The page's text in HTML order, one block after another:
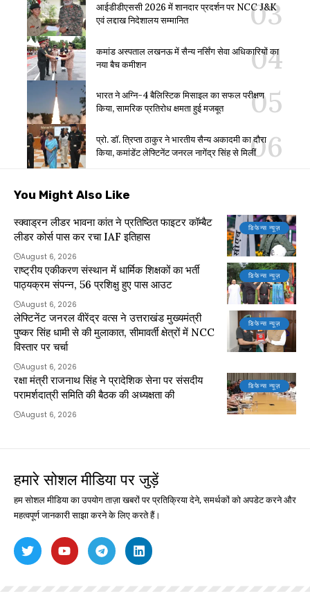
आईडीडीएससी 2026 में शानदार प्रदर्शन पर NCC J&K
एवं लद्दाख निदेशालय सम्मानित
कमांड अस्पताल लखनऊ में सैन्य नर्सिंग सेवा अधिकारियों का
नया बैच कमीशन
भारत ने अग्नि-4 बैलिस्टिक मिसाइल का सफल परीक्षण
किया, सामरिक प्रतिरोध क्षमता हुई मजबूत
प्रो. डॉ. त्रिप्ता ठाकुर ने भारतीय सैन्य अकादमी का दौरा
किया, कमांडेंट लेफ्टिनेंट जनरल नागेंद्र सिंह से मिलीं
You Might Also Like
डिफेन्स न्यूज़
स्क्वाड्रन लीडर भावना कांत ने प्रतिष्ठित फाइटर कॉम्बैट
लीडर कोर्स पास कर रचा IAF इतिहास
August 6, 2026
डिफेन्स न्यूज़
राष्ट्रीय एकीकरण संस्थान में धार्मिक शिक्षकों का भर्ती
पाठ्यक्रम संपन्न, 56 प्रशिक्षु हुए पास आउट
August 6, 2026
डिफेन्स न्यूज़
लेफ्टिनेंट जनरल वीरेंद्र वत्स ने उत्तराखंड मुख्यमंत्री
पुष्कर सिंह धामी से की मुलाकात, सीमावर्ती क्षेत्रों में NCC
विस्तार पर चर्चा
August 6, 2026
डिफेन्स न्यूज़
रक्षा मंत्री राजनाथ सिंह ने प्रादेशिक सेना पर संसदीय
परामर्शदात्री समिति की बैठक की अध्यक्षता की
August 6, 2026
हमारे सोशल मीडिया पर जुड़ें
हम सोशल मीडिया का उपयोग ताज़ा खबरों पर प्रतिक्रिया देने, समर्थकों को अपडेट करने और
महत्वपूर्ण जानकारी साझा करने के लिए करते हैं।